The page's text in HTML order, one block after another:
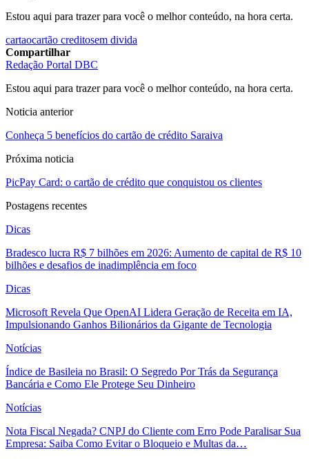
Estou aqui para trazer para você o melhor conteúdo, na hora certa.
cartaocartão creditosem divida
Compartilhar
Redação Portal DBC
Estou aqui para trazer para você o melhor conteúdo, na hora certa.
Noticia anterior
Conheça 5 benefícios do cartão de crédito Saraiva
Próxima noticia
PicPay Card: o cartão de crédito que conquistou os clientes
Postagens recentes
Dicas
Bradesco lucra R$ 7 bilhões em 2026: Aumento de capital de R$ 10
bilhões e desafios de inadimplência em foco
Dicas
Microsoft Revela Que OpenAI Lidera Geração de Receita em IA,
Impulsionando Ganhos Bilionários da Gigante de Tecnologia
Notícias
Índice de Basileia no Brasil: O Segredo Por Trás da Segurança
Bancária e Como Ele Protege Seu Dinheiro
Notícias
Nota Fiscal Negada? CNPJ do Cliente com Erro Pode Paralisar Sua
Empresa: Saiba Como Evitar o Bloqueio e Multas da…